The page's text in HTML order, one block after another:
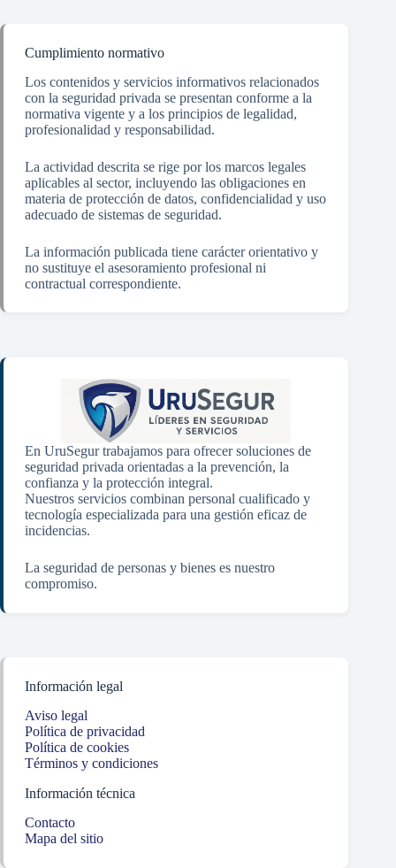
Cumplimiento normativo
Los contenidos y servicios informativos relacionados
con la seguridad privada se presentan conforme a la
normativa vigente y a los principios de legalidad,
profesionalidad y responsabilidad.
La actividad descrita se rige por los marcos legales
aplicables al sector, incluyendo las obligaciones en
materia de protección de datos, confidencialidad y uso
adecuado de sistemas de seguridad.
La información publicada tiene carácter orientativo y
no sustituye el asesoramiento profesional ni
contractual correspondiente.
En UruSegur trabajamos para ofrecer soluciones de
seguridad privada orientadas a la prevención, la
confianza y la protección integral.
Nuestros servicios combinan personal cualificado y
tecnología especializada para una gestión eficaz de
incidencias.
La seguridad de personas y bienes es nuestro
compromiso.
Información legal
Aviso legal
Política de privacidad
Política de cookies
Términos y condiciones
Información técnica
Contacto
Mapa del sitio